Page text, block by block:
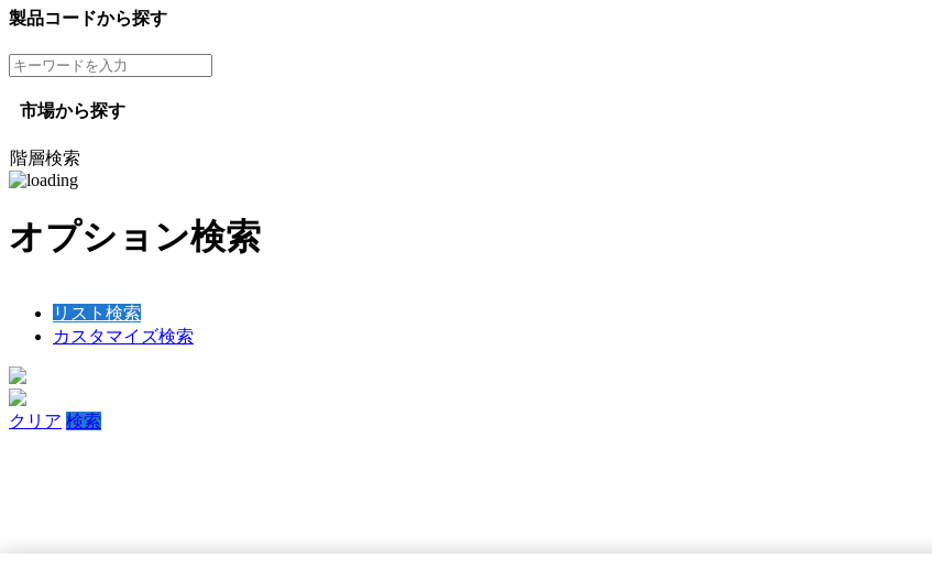
製品コードから探す
市場から探す
階層検索
オプション検索
リスト検索
カスタマイズ検索
クリア 検索